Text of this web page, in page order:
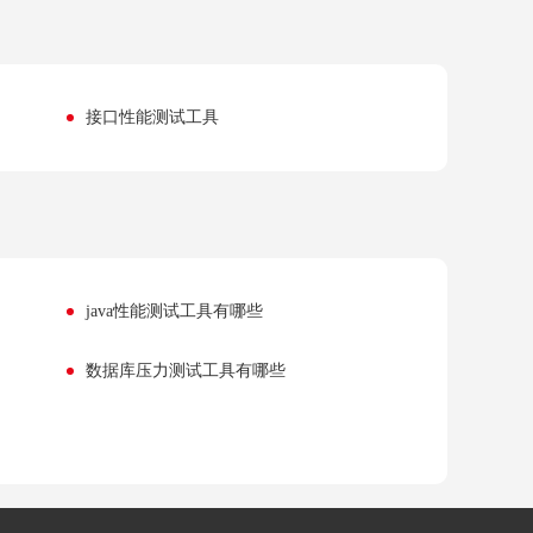
接口性能测试工具
java性能测试工具有哪些
数据库压力测试工具有哪些